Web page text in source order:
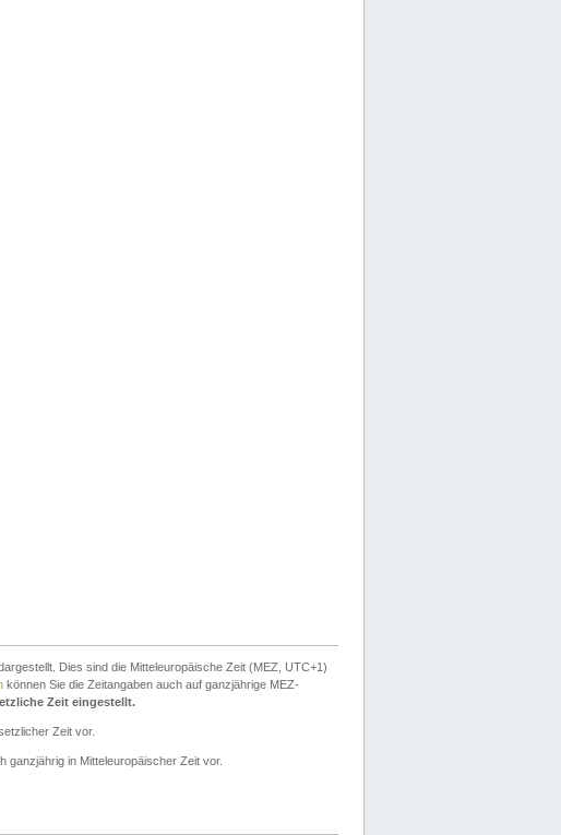
Dies sind die Mitteleuropäische Zeit (MEZ, UTC+1)
können Sie die Zeitangaben auch auf ganzjährige MEZ-
Zeit eingestellt.
Zeit vor.
ganzjährig in Mitteleuropäischer Zeit vor.